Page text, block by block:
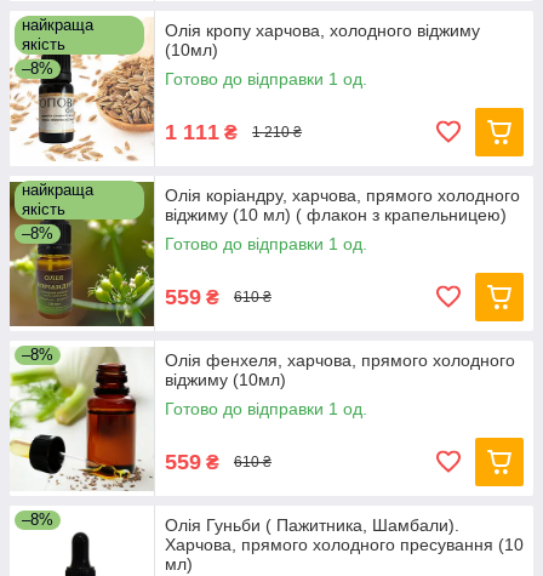
найкраща
якість
–8%
Олія кропу харчова, холодного віджиму
(10мл)
Готово до відправки 1 од.
1 111 ₴ 1 210 ₴
найкраща
якість
–8%
Олія коріандру, харчова, прямого холодного
віджиму (10 мл) ( флакон з крапельницею)
Готово до відправки 1 од.
559 ₴ 610 ₴
–8%
Олія фенхеля, харчова, прямого холодного
віджиму (10мл)
Готово до відправки 1 од.
559 ₴ 610 ₴
–8%
Олія Гуньби ( Пажитника, Шамбали).
Харчова, прямого холодного пресування (10
мл)